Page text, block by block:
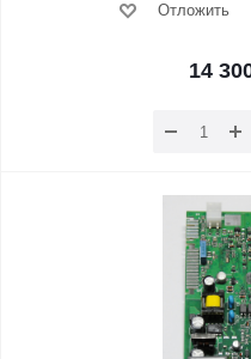
Отложить
14